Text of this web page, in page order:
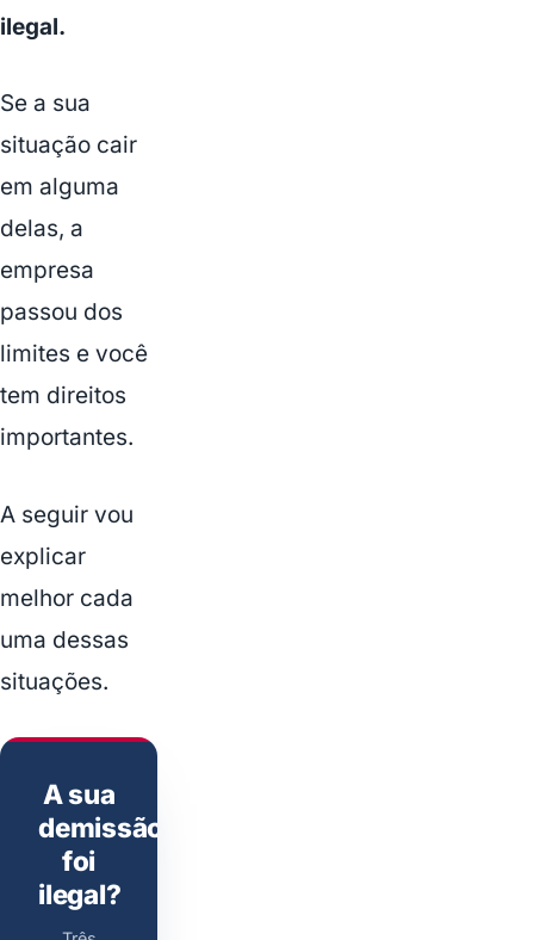
ilegal.
Se a sua
situação cair
em alguma
delas, a
empresa
passou dos
limites e você
tem direitos
importantes.
A seguir vou
explicar
melhor cada
uma dessas
situações.
A sua
demissão
foi
ilegal?